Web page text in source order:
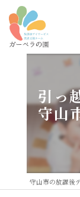
引っ
守山